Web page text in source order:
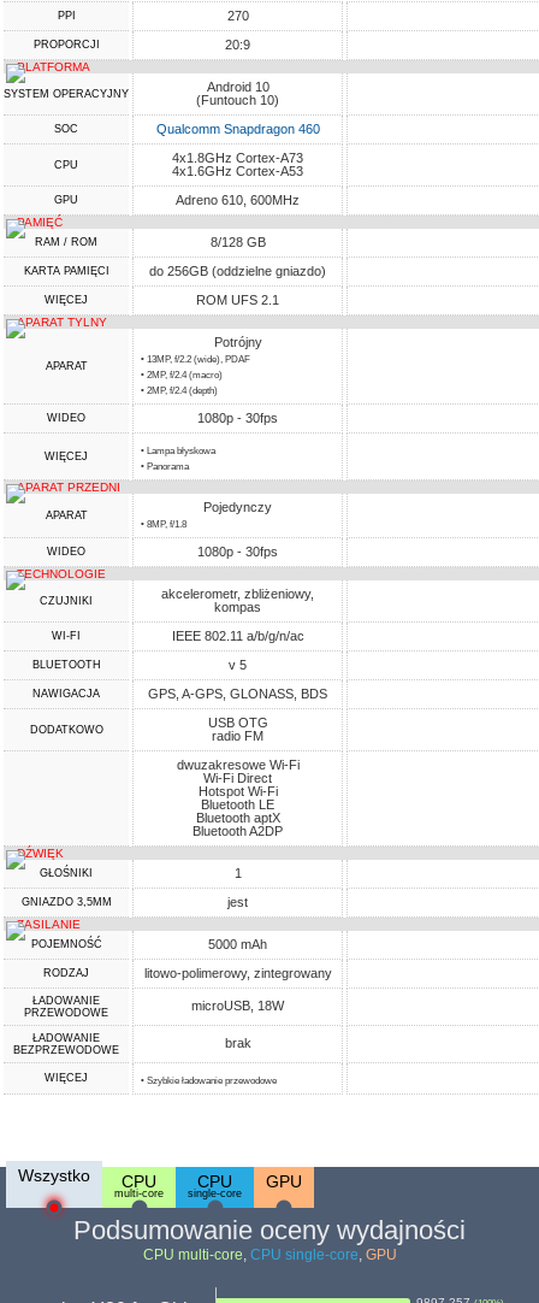
PPI 270
PROPORCJI 20:9
PLATFORMA
SYSTEM OPERACYJNY
Android 10
(Funtouch 10)
SOC Qualcomm Snapdragon 460
CPU
4x1.8GHz Cortex-A73
4x1.6GHz Cortex-A53
GPU Adreno 610, 600MHz
PAMIĘĆ
RAM / ROM 8/128 GB
KARTA PAMIĘCI do 256GB (oddzielne gniazdo)
WIĘCEJ ROM UFS 2.1
APARAT TYLNY
APARAT
Potrójny
• 13MP, f/2.2 (wide), PDAF
• 2MP, f/2.4 (macro)
• 2MP, f/2.4 (depth)
WIDEO 1080p - 30fps
WIĘCEJ
• Lampa błyskowa
• Panorama
APARAT PRZEDNI
APARAT
Pojedynczy
• 8MP, f/1.8
WIDEO 1080p - 30fps
TECHNOLOGIE
CZUJNIKI
akcelerometr, zbliżeniowy,
kompas
WI-FI IEEE 802.11 a/b/g/n/ac
BLUETOOTH v 5
NAWIGACJA GPS, A-GPS, GLONASS, BDS
DODATKOWO
USB OTG
radio FM
dwuzakresowe Wi-Fi
Wi-Fi Direct
Hotspot Wi-Fi
Bluetooth LE
Bluetooth aptX
Bluetooth A2DP
DŹWIĘK
GŁOŚNIKI 1
GNIAZDO 3,5MM jest
ZASILANIE
POJEMNOŚĆ 5000 mAh
RODZAJ litowo-polimerowy, zintegrowany
ŁADOWANIE
PRZEWODOWE
microUSB, 18W
ŁADOWANIE
BEZPRZEWODOWE
brak
WIĘCEJ • Szybkie ładowanie przewodowe
Wszystko CPU
multi-core
CPU
single-core
GPU
Podsumowanie oceny wydajności
CPU multi-core, CPU single-core, GPU